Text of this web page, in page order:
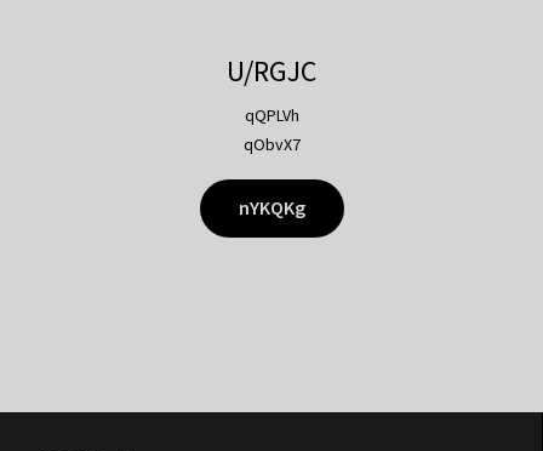
U/RGJC
qQPLVh
qObvX7
nYKQKg